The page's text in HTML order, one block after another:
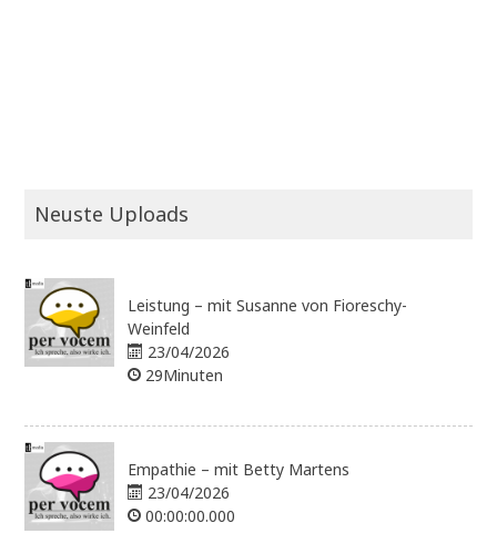
Neuste Uploads
Leistung – mit Susanne von Fioreschy-
Weinfeld
23/04/2026
29Minuten
Empathie – mit Betty Martens
23/04/2026
00:00:00.000